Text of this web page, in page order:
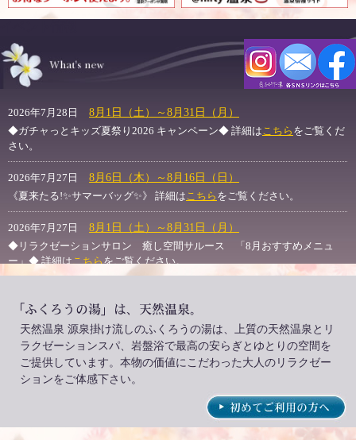
2026年7月28日 8月1日（土）～8月31日（月）
◆ガチャっとキッズ夏祭り2026 キャンペーン◆ 詳細は こちら をご覧くだ
さい。
2026年7月27日 8月6日（木）～8月16日（日）
《夏来たる!✨サマーバッグ✨》 詳細は こちら をご覧ください。
2026年7月27日 8月1日（土）～8月31日（月）
◆リラクゼーションサロン 癒し空間サルース 「8月おすすめメニュ
ー」◆ 詳細は こちら をご覧ください。
◆ふくろうの湯 「源泉加温なし」◆ 詳細は
2026年7月26日 8月1日（土）～8月31日（月）
◆◆ふくろうの湯 🤗8月イベントカレンダー🤗◆◆ 詳細は こちら をご覧
ください。
8月1日（土）～8月31日（月）
夏の🎫マイ・ゴール・パスポート🎫 詳細はこちらをご覧ください。
天然温泉 源泉掛け流しのふくろうの湯は、上質の天然温泉とリ
ラクゼーションスパ、岩盤浴で最高の安らぎとゆとりの空間を
ご提供しています。本物の価値にこだわった大人のリラクゼー
ションをご体感下さい。